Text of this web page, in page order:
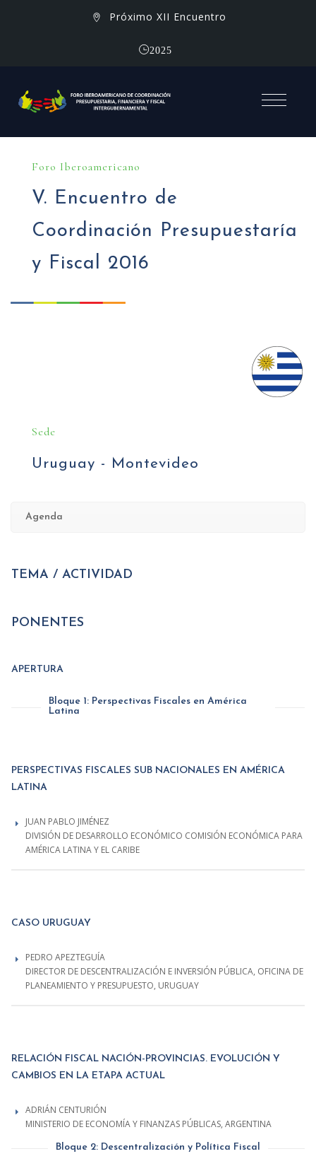
Próximo XII Encuentro
2025
Foro Iberoamericano
V. Encuentro de
Coordinación Presupuestaría
y Fiscal 2016
Sede
Uruguay - Montevideo
Agenda
TEMA / ACTIVIDAD
PONENTES
APERTURA
Bloque 1: Perspectivas Fiscales en América
Latina
PERSPECTIVAS FISCALES SUB NACIONALES EN AMÉRICA
LATINA
JUAN PABLO JIMÉNEZ
DIVISIÓN DE DESARROLLO ECONÓMICO COMISIÓN ECONÓMICA PARA
AMÉRICA LATINA Y EL CARIBE
CASO URUGUAY
PEDRO APEZTEGUÍA
DIRECTOR DE DESCENTRALIZACIÓN E INVERSIÓN PÚBLICA, OFICINA DE
PLANEAMIENTO Y PRESUPUESTO, URUGUAY
RELACIÓN FISCAL NACIÓN-PROVINCIAS. EVOLUCIÓN Y
CAMBIOS EN LA ETAPA ACTUAL
ADRIÁN CENTURIÓN
MINISTERIO DE ECONOMÍA Y FINANZAS PÚBLICAS, ARGENTINA
Bloque 2: Descentralización y Política Fiscal